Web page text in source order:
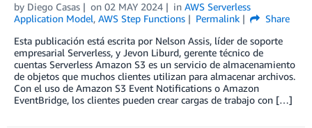
by Diego Casas on 02 MAY 2024 in AWS Serverless
Application Model, AWS Step Functions Permalink
Share
Esta publicación está escrita por Nelson Assis, líder de soporte
empresarial Serverless, y Jevon Liburd, gerente técnico de
cuentas Serverless Amazon S3 es un servicio de almacenamiento
de objetos que muchos clientes utilizan para almacenar archivos.
Con el uso de Amazon S3 Event Notifications o Amazon
EventBridge, los clientes pueden crear cargas de trabajo con […]